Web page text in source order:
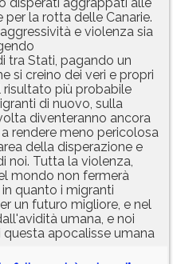
disperati aggrappati alle
la rotta delle Canarie.
e violenza sia
tra Stati, pagando un
si creino dei veri e propri
risultato più probabile
di nuovo, sulla
diventeranno ancora
rendere meno pericolosa
della disperazione e
noi. Tutta la violenza,
mondo non fermerà
quanto i migranti
un futuro migliore, e nel
umana, e noi
questa apocalisse umana